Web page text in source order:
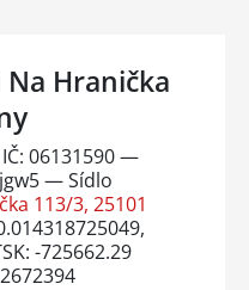
Hranička
06131590 —
— Sídlo
113/3, 25101
-725662.29